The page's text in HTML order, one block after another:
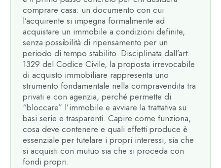
comprare casa: un documento con cui
l’acquirente si impegna formalmente ad
acquistare un immobile a condizioni definite,
senza possibilità di ripensamento per un
periodo di tempo stabilito. Disciplinata dall’art.
1329 del Codice Civile, la proposta irrevocabile
di acquisto immobiliare rappresenta uno
strumento fondamentale nella compravendita tra
privati e con agenzia, perché permette di
“bloccare” l’immobile e avviare la trattativa su
basi serie e trasparenti. Capire come funziona,
cosa deve contenere e quali effetti produce è
essenziale per tutelare i propri interessi, sia che
si acquisti con mutuo sia che si proceda con
fondi propri.